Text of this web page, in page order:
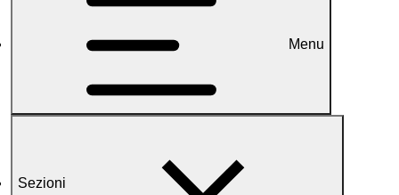
Menu
Sezioni